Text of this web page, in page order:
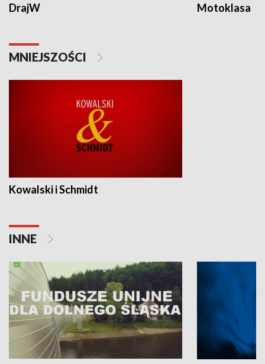
DrajW Motoklasa
MNIEJSZOŚCI
Kowalski i Schmidt
INNE